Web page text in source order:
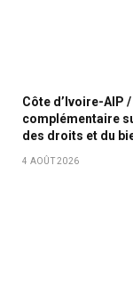
Côte d’Ivoire-AIP
complémentaire
des droits et du
4 AOÛT 2026